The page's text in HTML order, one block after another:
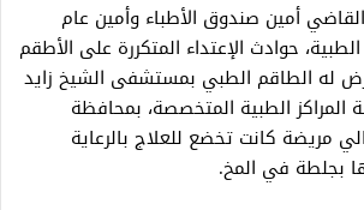
القاضي أمين صندوق الأطباء وأمين عام
حوادث الإعتداء المتكررة على الأطقم
له الطاقم الطبي بمستشفى الشيخ زايد
المراكز الطبية المتخصصة، بمحافظة
مريضة كانت تخضع للعلاج بالرعاية
بجلطة في المخ.